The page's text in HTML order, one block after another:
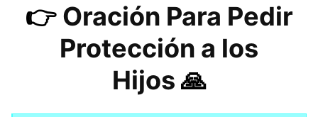
👉 Oración Para Pedir
Protección a los
Hijos 🙏